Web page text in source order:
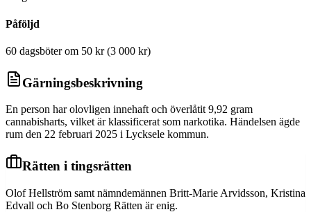
Påföljd
60 dagsböter om 50 kr (3 000 kr)
Gärningsbeskrivning
En person har olovligen innehaft och överlåtit 9,92 gram
cannabisharts, vilket är klassificerat som narkotika. Händelsen ägde
rum den 22 februari 2025 i Lycksele kommun.
Rätten i tingsrätten
Olof Hellström samt nämndemännen Britt-Marie Arvidsson, Kristina
Edvall och Bo Stenborg Rätten är enig.